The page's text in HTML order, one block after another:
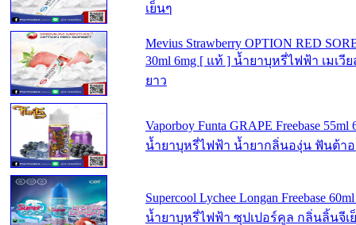
เย็นๆ
Mevius Strawberry OPTION RED
30ml 6mg [ แท้ ] น้ำยาบุหรี่ไฟฟ้า เมเวี
ยาว
Vaporboy Funta GRAPE Freebase
น้ำยาบุหรี่ไฟฟ้า น้ำยากลิ่นองุ่น ฟันต้า
Supercool Lychee Longan Freebase
น้ำยาบุหรี่ไฟฟ้า ซุปเปอร์คูล กลิ่นลิ้นจีเ